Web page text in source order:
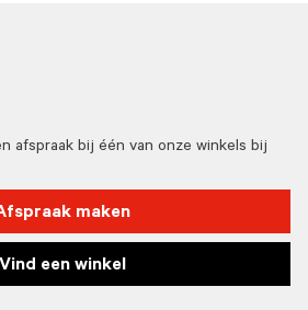
afspraak bij één van onze winkels bij
maken
Vind een winkel